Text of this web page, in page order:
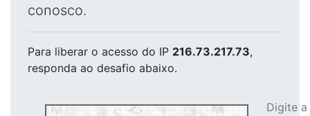
conosco.
Para liberar o acesso do IP 216.73.217.73,
responda ao desafio abaixo.
Digite